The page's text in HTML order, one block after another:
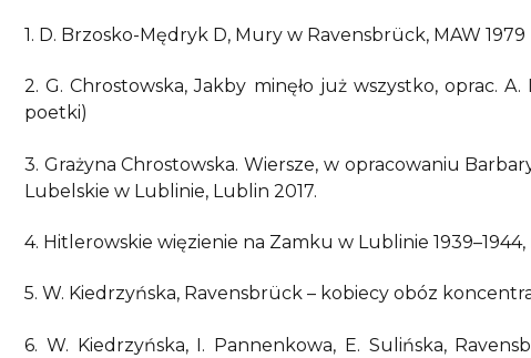
1. D. Brzosko-Mędryk D, Mury w Ravensbrück, MAW 1979
2. G. Chrostowska, Jakby minęło już wszystko, oprac.
poetki)
3. Grażyna Chrostowska. Wiersze, w opracowaniu
Lubelskie w Lublinie, Lublin 2017.
4. Hitlerowskie więzienie na Zamku w Lublinie
5. W. Kiedrzyńska, Ravensbrück – kobiecy obóz
6. W. Kiedrzyńska, I. Pannenkowa, E. Sulińska,